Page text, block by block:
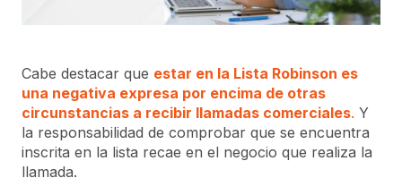
Cabe destacar que estar en la Lista Robinson es
una negativa expresa por encima de otras
circunstancias a recibir llamadas comerciales. Y
la responsabilidad de comprobar que se encuentra
inscrita en la lista recae en el negocio que realiza la
llamada.